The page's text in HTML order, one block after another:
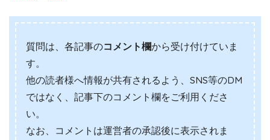
質問は、各記事のコメント欄から受け付けていま
す。
他の読者様へ情報が共有されるよう、SNS等のDM
ではなく、記事下のコメント欄をご利用くださ
い。
なお、コメントは運営者の承認後に表示されま